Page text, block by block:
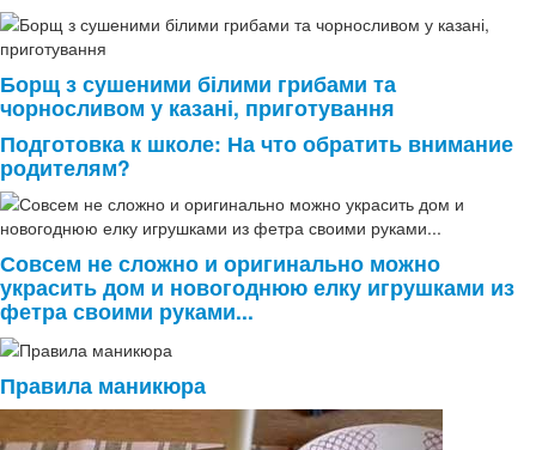
Борщ з сушеними білими грибами та
чорносливом у казані, приготування
Подготовка к школе: На что обратить внимание
родителям?
Совсем не сложно и оригинально можно
украсить дом и новогоднюю елку игрушками из
фетра своими руками...
Правила маникюра